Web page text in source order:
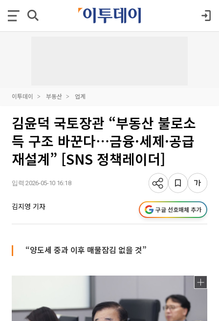
이투데이 부동산 업계
김윤덕 국토장관 “부동산 불로소
득 구조 바꾼다⋯금융·세제·공급
재설계” [SNS 정책레이더]
입력 2026-05-10 16:18
김지영 기자 구글 선호매체 추가
“양도세 중과 이후 매물잠김 없을 것”